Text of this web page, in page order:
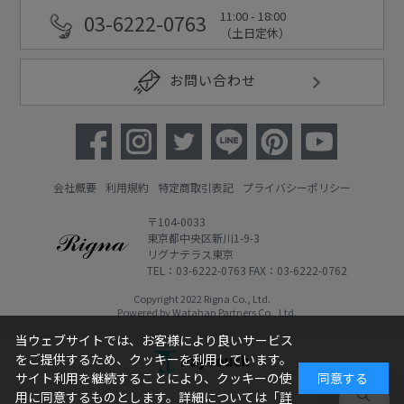
03-6222-0763
11:00 - 18:00
（土日定休）
お問い合わせ
会社概要 利用規約 特定商取引表記 プライバシーポリシー
〒104-0033
東京都中央区新川1-9-3
リグナテラス東京
TEL：03-6222-0763 FAX：03-6222-0762
Copyright 2022 Rigna Co., Ltd.
Powered by Watahan Partners Co., Ltd.
当ウェブサイトでは、お客様により良いサービス
をご提供するため、クッキーを利用しています。
サイト利用を継続することにより、クッキーの使
用に同意するものとします。詳細については「詳
同意する